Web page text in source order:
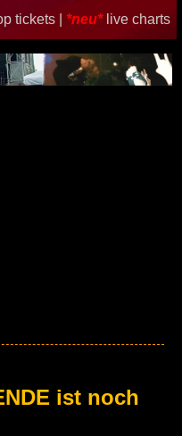
tickets | *neu* live charts
ist noch